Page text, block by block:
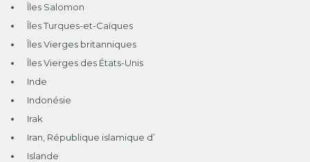
Îles Salomon
Îles Turques-et-Caïques
Îles Vierges britanniques
Îles Vierges des États-Unis
Inde
Indonésie
Irak
Iran, République islamique d’
Islande